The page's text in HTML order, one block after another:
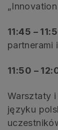
11:45 –
partnerami
11:50 –
Warsztaty
języku